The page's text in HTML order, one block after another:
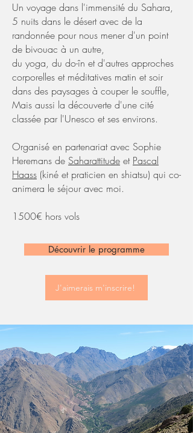
Un voyage dans l'immensité du Sahara,
5 nuits dans le désert avec de la
randonnée pour nous mener d'un point
de bivouac à un autre,
du yoga, du do-în et d'autres approches
corporelles et méditatives matin et soir
dans des paysages à couper le souffle,
Mais aussi la découverte d'une cité
classée par l'Unesco et ses environs.
Organisé en partenariat avec Sophie
Heremans de Saharattitude et Pascal
Haass (kiné et praticien en shiatsu) qui co-
animera le séjour avec moi.
1500€ hors vols
Découvrir le programme
J'aimerais m'inscrire!